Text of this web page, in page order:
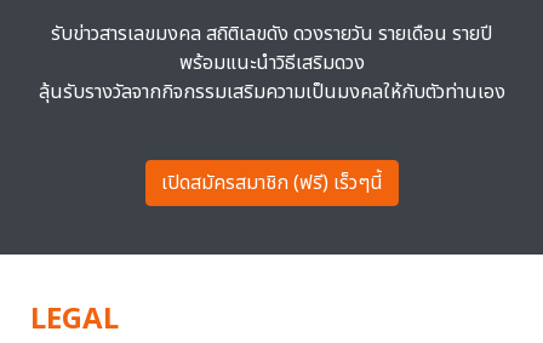
รับข่าวสารเลขมงคล สถิติเลขดัง ดวงรายวัน รายเดือน รายปี
พร้อมแนะนำวิธีเสริมดวง
ลุ้นรับรางวัลจากกิจกรรมเสริมความเป็นมงคลให้กับตัวท่านเอง
เปิดสมัครสมาชิก (ฟรี) เร็วๆนี้
LEGAL